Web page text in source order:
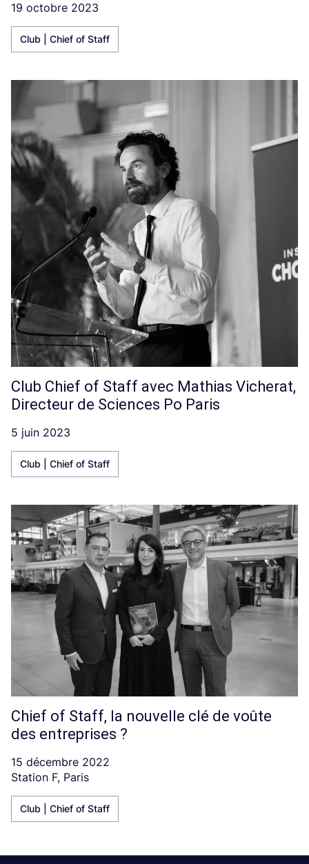
19 octobre 2023
Club | Chief of Staff
Club Chief of Staff avec Mathias Vicherat,
Directeur de Sciences Po Paris
5 juin 2023
Club | Chief of Staff
Chief of Staff, la nouvelle clé de voûte
des entreprises ?
15 décembre 2022
Station F, Paris
Club | Chief of Staff